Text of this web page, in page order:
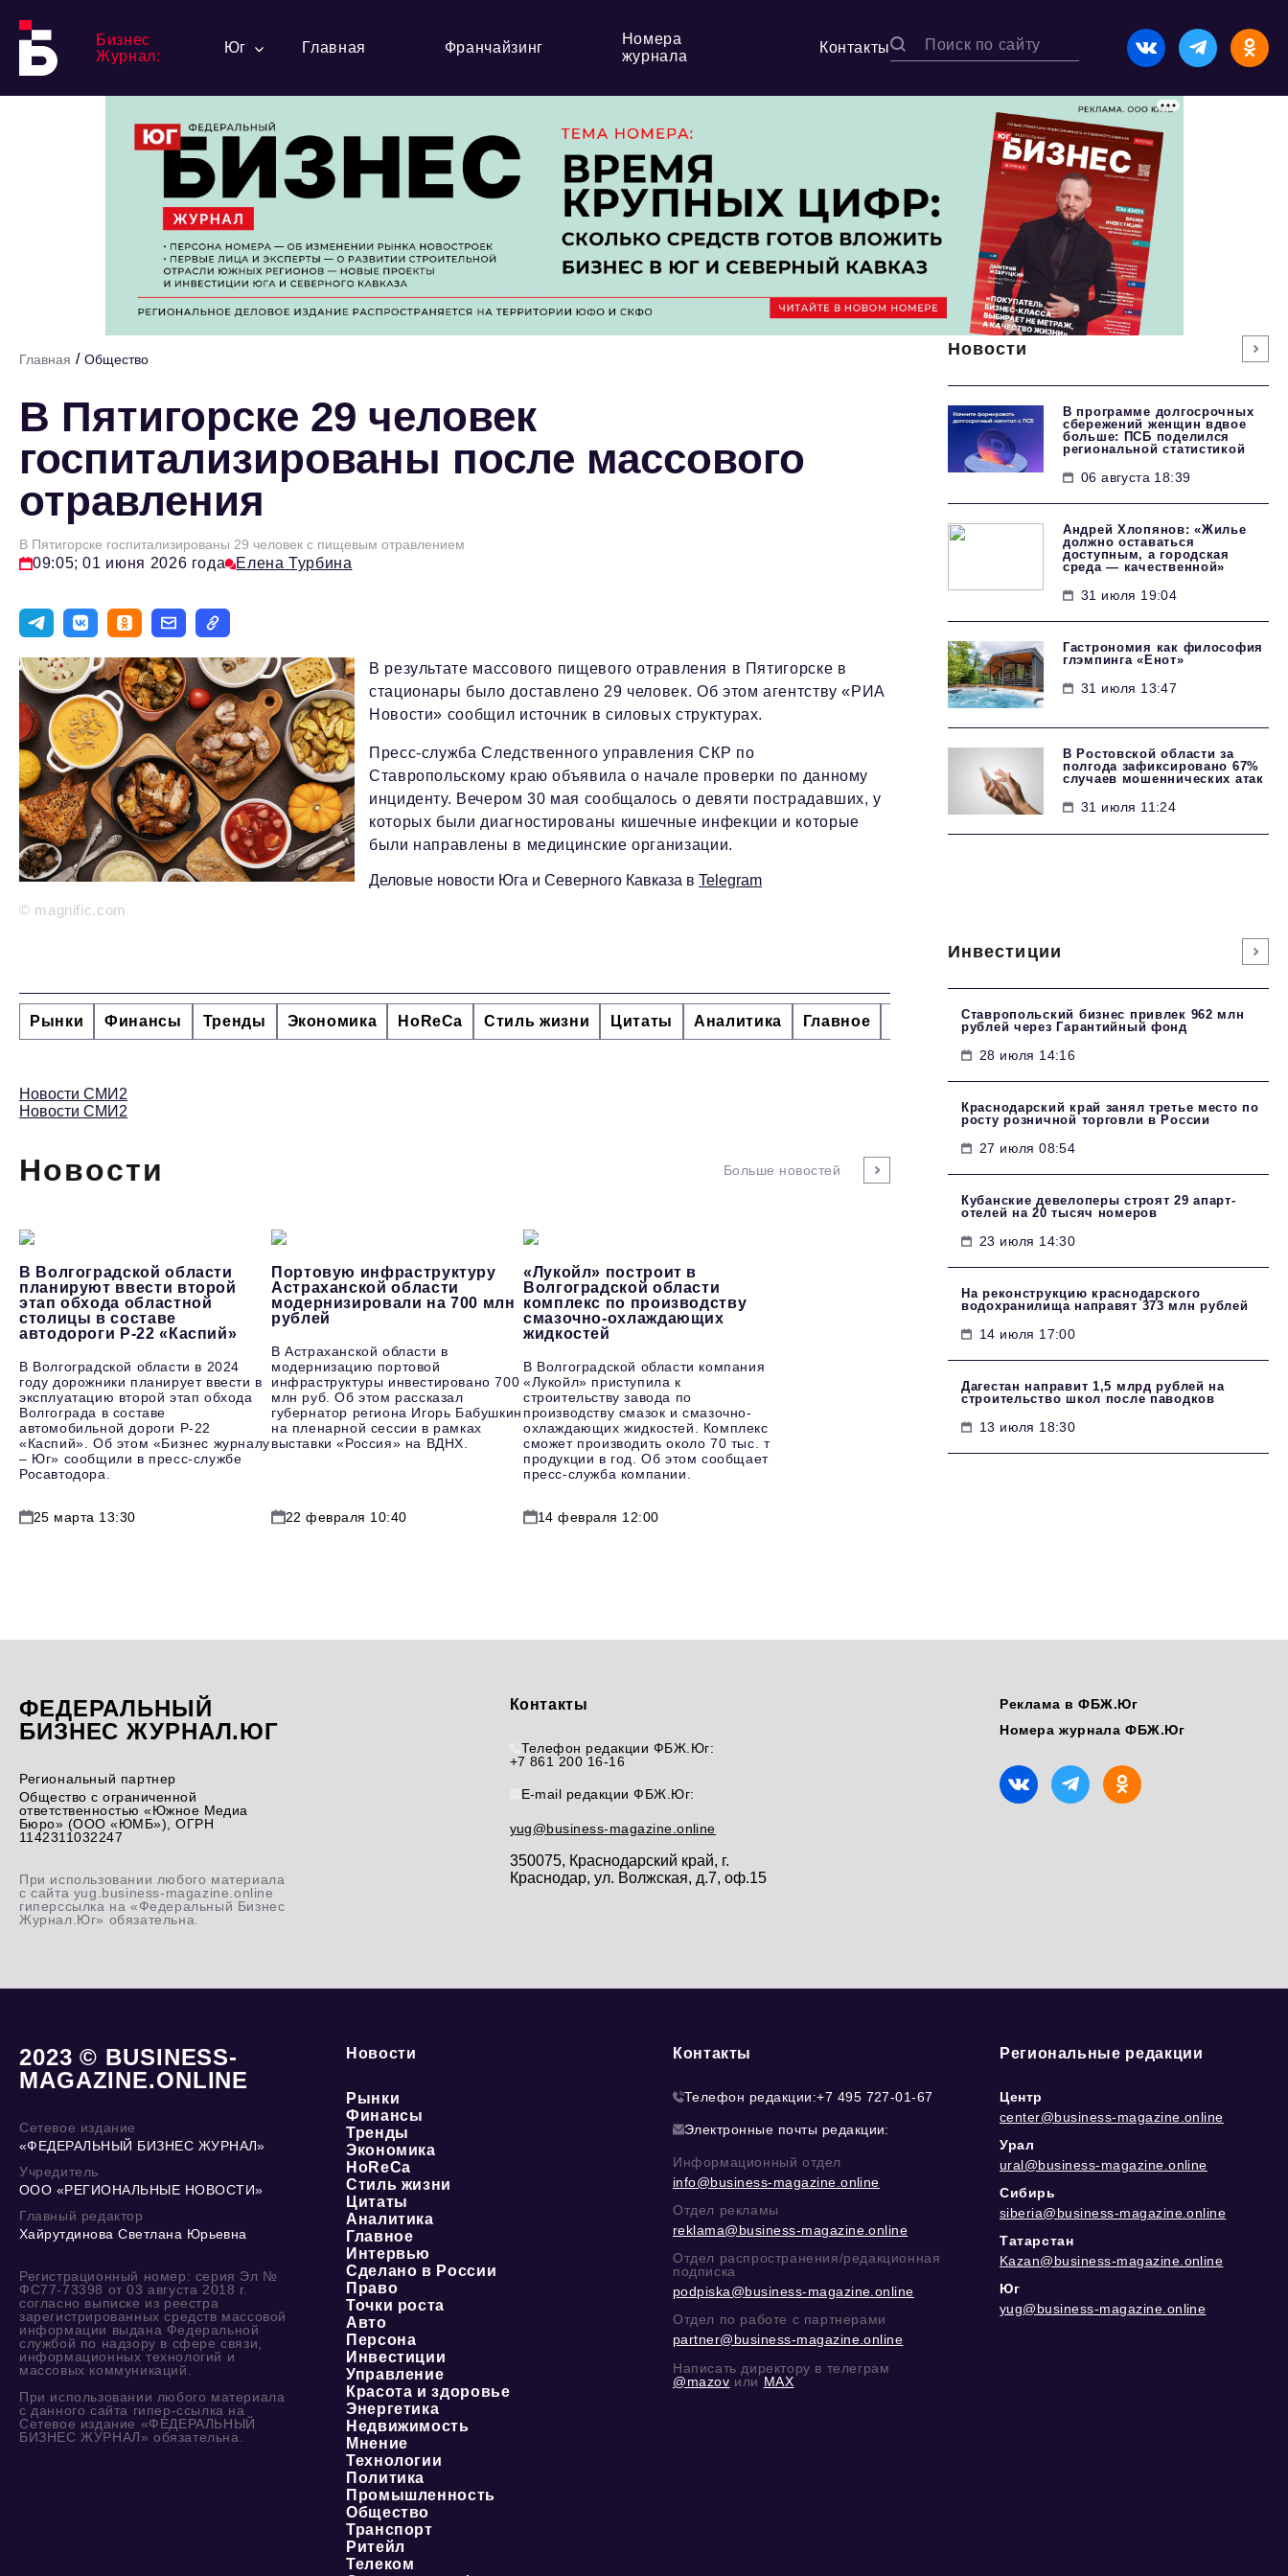
Бизнес
Журнал:
Юг Главная Франчайзинг
Номера
журнала
Контакты
Главная / Общество
В Пятигорске 29 человек
госпитализированы после массового
отравления
В Пятигорске госпитализированы 29 человек с пищевым отравлением
09:05; 01 июня 2026 года Елена Турбина
© magnific.com
В результате массового пищевого отравления в Пятигорске в
стационары было доставлено 29 человек. Об этом агентству «РИА
Новости» сообщил источник в силовых структурах.
Пресс-служба Следственного управления СКР по
Ставропольскому краю объявила о начале проверки по данному
инциденту. Вечером 30 мая сообщалось о девяти пострадавших, у
которых были диагностированы кишечные инфекции и которые
были направлены в медицинские организации.
Деловые новости Юга и Северного Кавказа в Telegram
Рынки Финансы Тренды Экономика HoReCa Стиль жизни Цитаты Аналитика Главное Интервью Сделано в России Право
Новости СМИ2
Новости СМИ2
Новости Больше новостей
В Волгоградской области
планируют ввести второй
этап обхода областной
столицы в составе
автодороги Р-22 «Каспий»
В Волгоградской области в 2024
году дорожники планирует ввести в
эксплуатацию второй этап обхода
Волгограда в составе
автомобильной дороги Р-22
«Каспий». Об этом «Бизнес журналу
– Юг» сообщили в пресс-службе
Росавтодора.
25 марта 13:30
Портовую инфраструктуру
Астраханской области
модернизировали на 700 млн
рублей
В Астраханской области в
модернизацию портовой
инфраструктуры инвестировано 700
млн руб. Об этом рассказал
губернатор региона Игорь Бабушкин
на пленарной сессии в рамках
выставки «Россия» на ВДНХ.
22 февраля 10:40
«Лукойл» построит в
Волгоградской области
комплекс по производству
смазочно-охлаждающих
жидкостей
В Волгоградской области компания
«Лукойл» приступила к
строительству завода по
производству смазок и смазочно-
охлаждающих жидкостей. Комплекс
сможет производить около 70 тыс. т
продукции в год. Об этом сообщает
пресс-служба компании.
14 февраля 12:00
Новости
В программе долгосрочных
сбережений женщин вдвое
больше: ПСБ поделился
региональной статистикой
06 августа 18:39
Андрей Хлопянов: «Жилье
должно оставаться
доступным, а городская
среда — качественной»
31 июля 19:04
Гастрономия как философия
глэмпинга «Енот»
31 июля 13:47
В Ростовской области за
полгода зафиксировано 67%
случаев мошеннических атак
31 июля 11:24
Инвестиции
Ставропольский бизнес привлек 962 млн
рублей через Гарантийный фонд
28 июля 14:16
Краснодарский край занял третье место по
росту розничной торговли в России
27 июля 08:54
Кубанские девелоперы строят 29 апарт-
отелей на 20 тысяч номеров
23 июля 14:30
На реконструкцию краснодарского
водохранилища направят 373 млн рублей
14 июля 17:00
Дагестан направит 1,5 млрд рублей на
строительство школ после паводков
13 июля 18:30
ФЕДЕРАЛЬНЫЙ
БИЗНЕС ЖУРНАЛ.ЮГ
Региональный партнер
Общество с ограниченной
ответственностью «Южное Медиа
Бюро» (ООО «ЮМБ»), ОГРН
1142311032247
При использовании любого материала
с сайта yug.business-magazine.online
гиперссылка на «Федеральный Бизнес
Журнал.Юг» обязательна.
Контакты
Телефон редакции ФБЖ.Юг:
+7 861 200 16-16
E-mail редакции ФБЖ.Юг:
yug@business-magazine.online
350075, Краснодарский край, г.
Краснодар, ул. Волжская, д.7, оф.15
Реклама в ФБЖ.Юг
Номера журнала ФБЖ.Юг
2023 © BUSINESS-
MAGAZINE.ONLINE
Сетевое издание
«ФЕДЕРАЛЬНЫЙ БИЗНЕС ЖУРНАЛ»
Учредитель
ООО «РЕГИОНАЛЬНЫЕ НОВОСТИ»
Главный редактор
Хайрутдинова Светлана Юрьевна
Регистрационный номер: серия Эл №
ФС77-73398 от 03 августа 2018 г.
согласно выписке из реестра
зарегистрированных средств массовой
информации выдана Федеральной
службой по надзору в сфере связи,
информационных технологий и
массовых коммуникаций.
При использовании любого материала
с данного сайта гипер-ссылка на
Сетевое издание «ФЕДЕРАЛЬНЫЙ
БИЗНЕС ЖУРНАЛ» обязательна.
Новости
Рынки
Финансы
Тренды
Экономика
HoReCa
Стиль жизни
Цитаты
Аналитика
Главное
Интервью
Сделано в России
Право
Точки роста
Авто
Персона
Инвестиции
Управление
Красота и здоровье
Энергетика
Недвижимость
Мнение
Технологии
Политика
Промышленность
Общество
Транспорт
Ритейл
Телеком
Контакты
Телефон редакции:+7 495 727-01-67
Электронные почты редакции:
Информационный отдел
info@business-magazine.online
Отдел рекламы
reklama@business-magazine.online
Отдел распространения/редакционная
подписка
podpiska@business-magazine.online
Отдел по работе с партнерами
partner@business-magazine.online
Написать директору в телеграм
@mazov или MAX
Региональные редакции
Центр
center@business-magazine.online
Урал
ural@business-magazine.online
Сибирь
siberia@business-magazine.online
Татарстан
Kazan@business-magazine.online
Юг
yug@business-magazine.online